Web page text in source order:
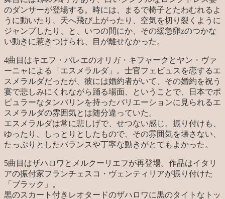
のダンサーが登場する。時には、まるで椅子とたわむれるよ
うに動いたり、天へ飛び上がったり、空気を切り裂くように
ジャンプしたり、と、いつの間にか、その緩急卵zのつかな
い動きに惹きつけられ、目が離せなかった。
4曲目はキエフ・バレエのオリガ・キフャークとヤン・ヴァ
ーニャによる「エスメラルダ」。士官フェビュスを恋するエ
スメラルダだったが、彼には婚約者がいて、その婚約を祝う
宴で悲しみにくれながら踊る場面、ということで、日本でポ
ピュラーなタンバリンを持ったバリエーションに見られるエ
スメラルダの雰囲気とは随分違っていた。
エスメラルダは常に悲しげで、せつない感じ。振り付けも、
ゆったり、しっとりとしたもので、その雰囲気を壊さない、
たっぷりとしたバランスや丁寧な動きがとてもよかった。
5曲目はザハロワとメルクーリエフが再登場。作品はイタリ
アの振付家フランチェスコ・ヴェンティリアが振り付けた
「ブラック」。
黒のスカート付きレオタードのザハロワに黒のタイトなトッ